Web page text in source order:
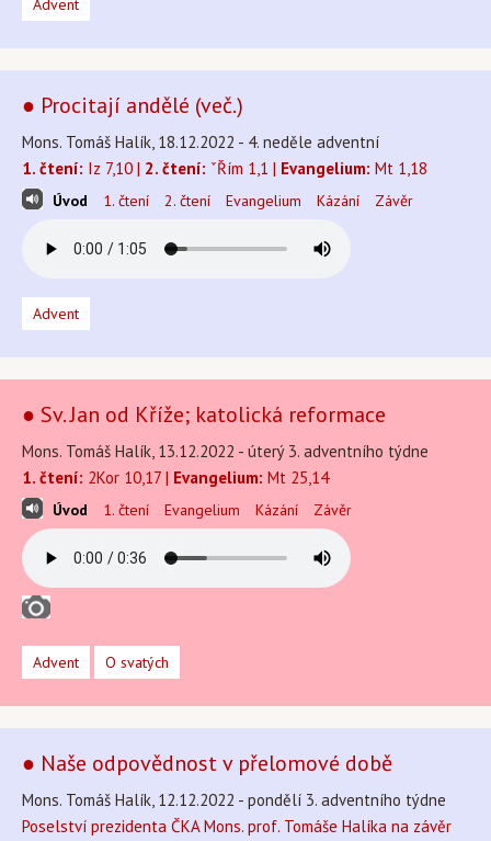
Advent
● Procitají andělé (več.)
Mons. Tomáš Halík, 18.12.2022 - 4. neděle adventní
1. čtení: Iz 7,10 | 2. čtení: ˇŘím 1,1 | Evangelium: Mt 1,18
Úvod 1. čtení 2. čtení Evangelium Kázání Závěr
Advent
● Sv. Jan od Kříže; katolická reformace
Mons. Tomáš Halík, 13.12.2022 - úterý 3. adventního týdne
1. čtení: 2Kor 10,17 | Evangelium: Mt 25,14
Úvod 1. čtení Evangelium Kázání Závěr
Advent O svatých
● Naše odpovědnost v přelomové době
Mons. Tomáš Halík, 12.12.2022 - pondělí 3. adventního týdne
Poselství prezidenta ČKA Mons. prof. Tomáše Halíka na závěr